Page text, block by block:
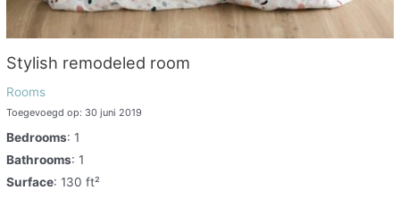
Stylish remodeled room
Rooms
Toegevoegd op: 30 juni 2019
Bedrooms: 1
Bathrooms: 1
Surface: 130 ft²